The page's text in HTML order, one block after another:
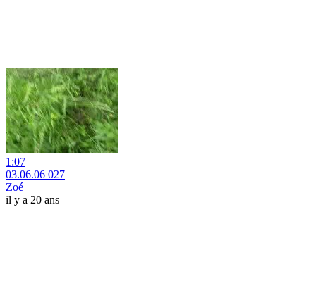
1:07
03.06.06 027
Zoé
il y a 20 ans